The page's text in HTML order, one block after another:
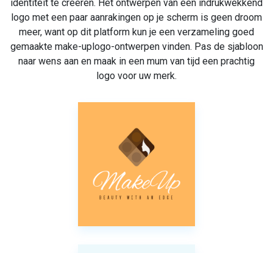
identiteit te creëren. Het ontwerpen van een indrukwekkend
logo met een paar aanrakingen op je scherm is geen droom
meer, want op dit platform kun je een verzameling goed
gemaakte make-uplogo-ontwerpen vinden. Pas de sjabloon
naar wens aan en maak in een mum van tijd een prachtig
logo voor uw merk.